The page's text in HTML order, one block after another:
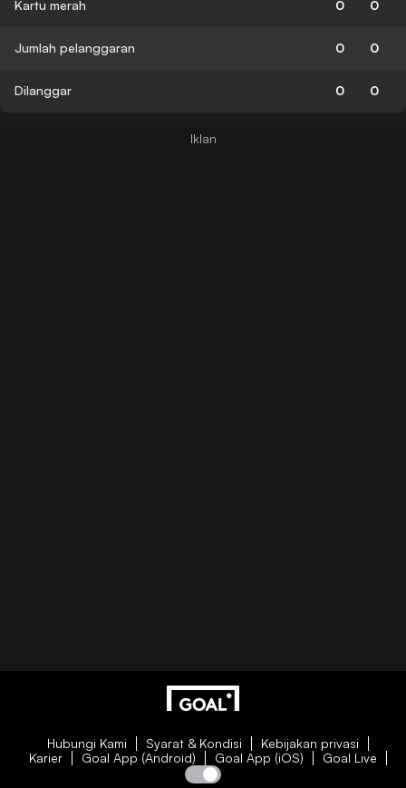
Kartu merah 0 0
Jumlah pelanggaran 0 0
Dilanggar 0 0
Hubungi Kami Syarat & Kondisi
Kebijakan privasi
Karier
Goal App (Android) Goal App (iOS) Goal Live